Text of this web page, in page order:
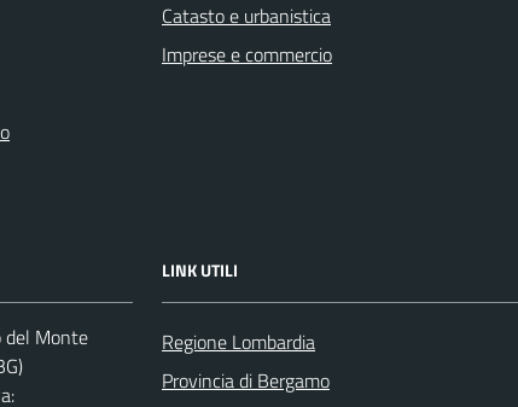
Catasto e urbanistica
Imprese e commercio
del Monte
LINK UTILI
Regione Lombardia
Provincia di Bergamo